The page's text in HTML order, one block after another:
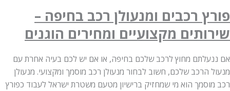
פורץ רכבים ומנעולן רכב בחיפה –
שירותים מקצועיים ומחירים הוגנים
אם ננעלתם מחוץ לרכב שלכם בחיפה, או אם יש לכם בעיה אחרת עם
מנעול הרכב שלכם, חשוב לבחור מנעולן רכב מוסמך ומקצועי. מנעולן
רכב מוסמך הוא מי שמחזיק ברישיון מטעם משטרת ישראל לעבוד כפורץ